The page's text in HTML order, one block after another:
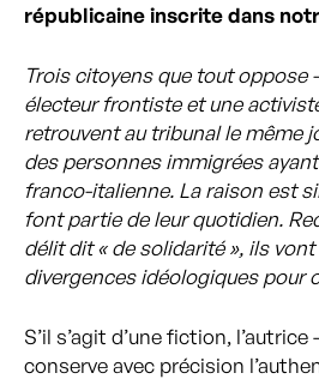
républicaine inscrite dans
Trois citoyens que tout oppose
électeur frontiste et une
retrouvent au tribunal le même
des personnes immigrées
franco-italienne. La raison est
font partie de leur quotidien.
délit dit « de solidarité », ils vont
divergences idéologiques pour
S’il s’agit d’une fiction,
conserve avec précision